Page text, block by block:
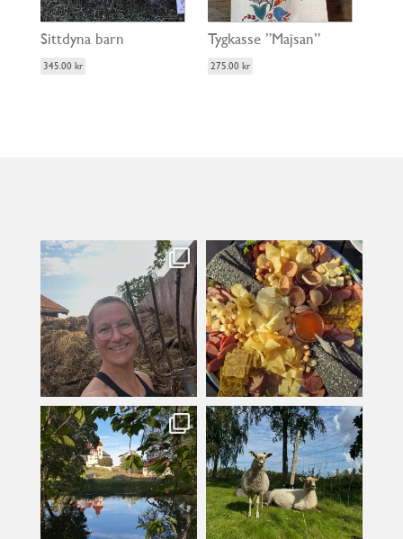
Sittdyna barn
345.00 kr
Tygkasse ”Majsan”
275.00 kr
kullanslycka
kullanslycka
Jul 29
kullanslycka
Jul 16
kullanslycka
Jul 12